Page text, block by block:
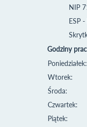
NIP
ESP
Godziny
Poniedziałek:
Wtorek:
Środa:
Czwartek:
Piątek: